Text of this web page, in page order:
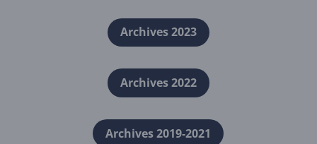
Archives 2023
Archives 2022
Archives 2019-2021